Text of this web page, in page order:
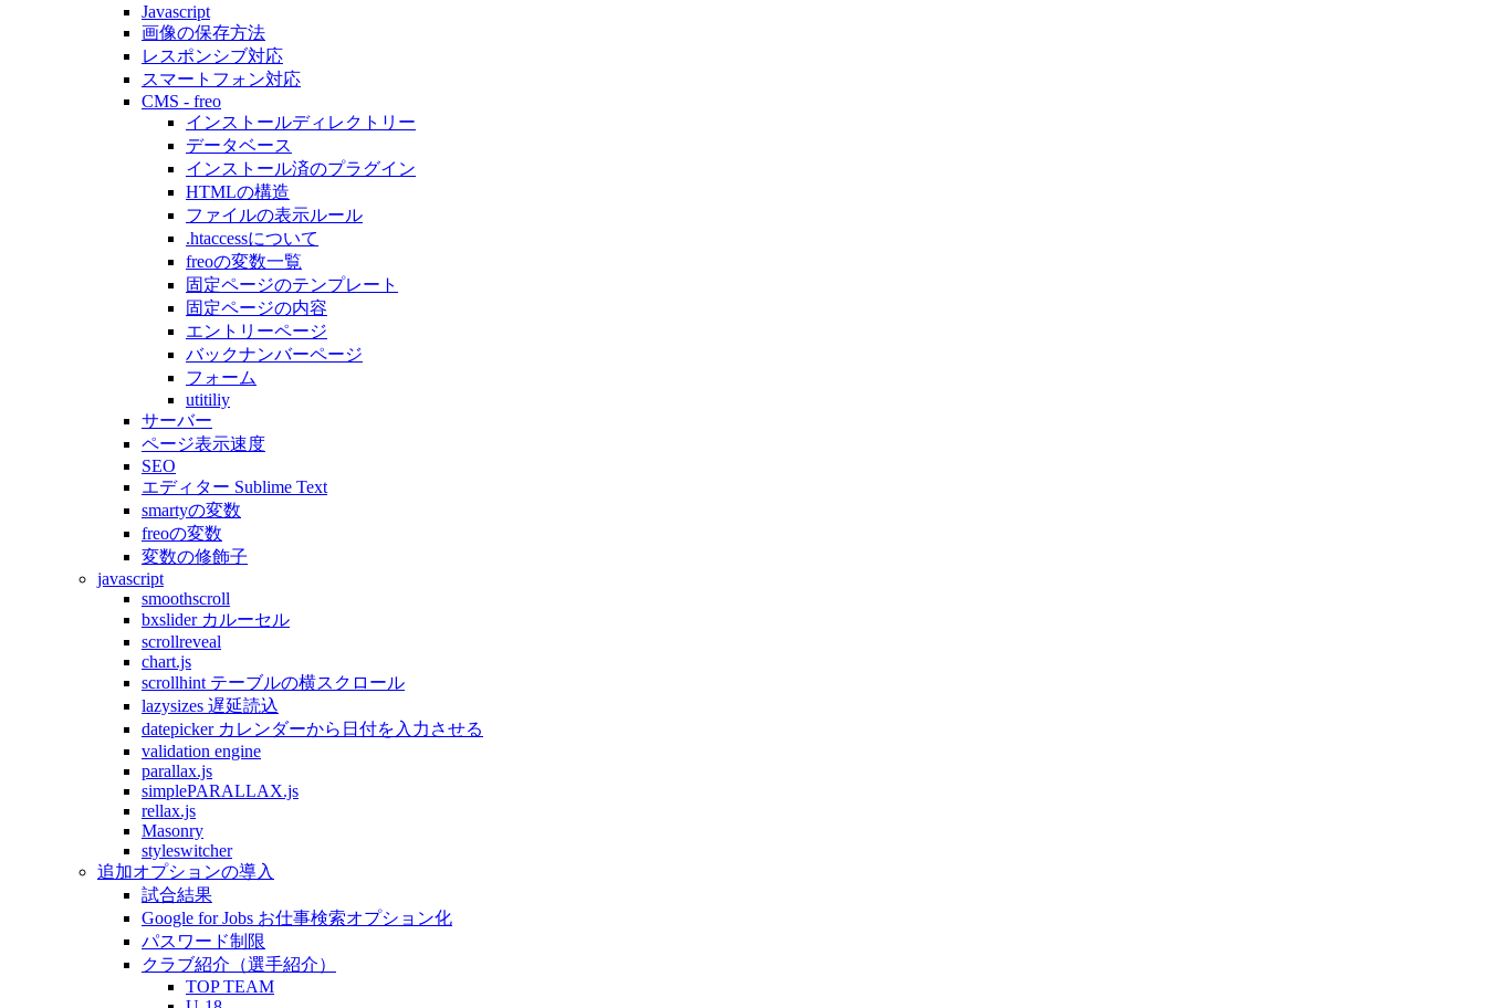
Javascript
画像の保存方法
レスポンシブ対応
スマートフォン対応
CMS - freo
インストールディレクトリー
データベース
インストール済のプラグイン
HTMLの構造
ファイルの表示ルール
.htaccessについて
freoの変数一覧
固定ページのテンプレート
固定ページの内容
エントリーページ
バックナンバーページ
フォーム
utitiliy
サーバー
ページ表示速度
SEO
エディター Sublime Text
smartyの変数
freoの変数
変数の修飾子
javascript
smoothscroll
bxslider カルーセル
scrollreveal
chart.js
scrollhint テーブルの横スクロール
lazysizes 遅延読込
datepicker カレンダーから日付を入力させる
validation engine
parallax.js
simplePARALLAX.js
rellax.js
Masonry
styleswitcher
追加オプションの導入
試合結果
Google for Jobs お仕事検索オプション化
パスワード制限
クラブ紹介（選手紹介）
TOP TEAM